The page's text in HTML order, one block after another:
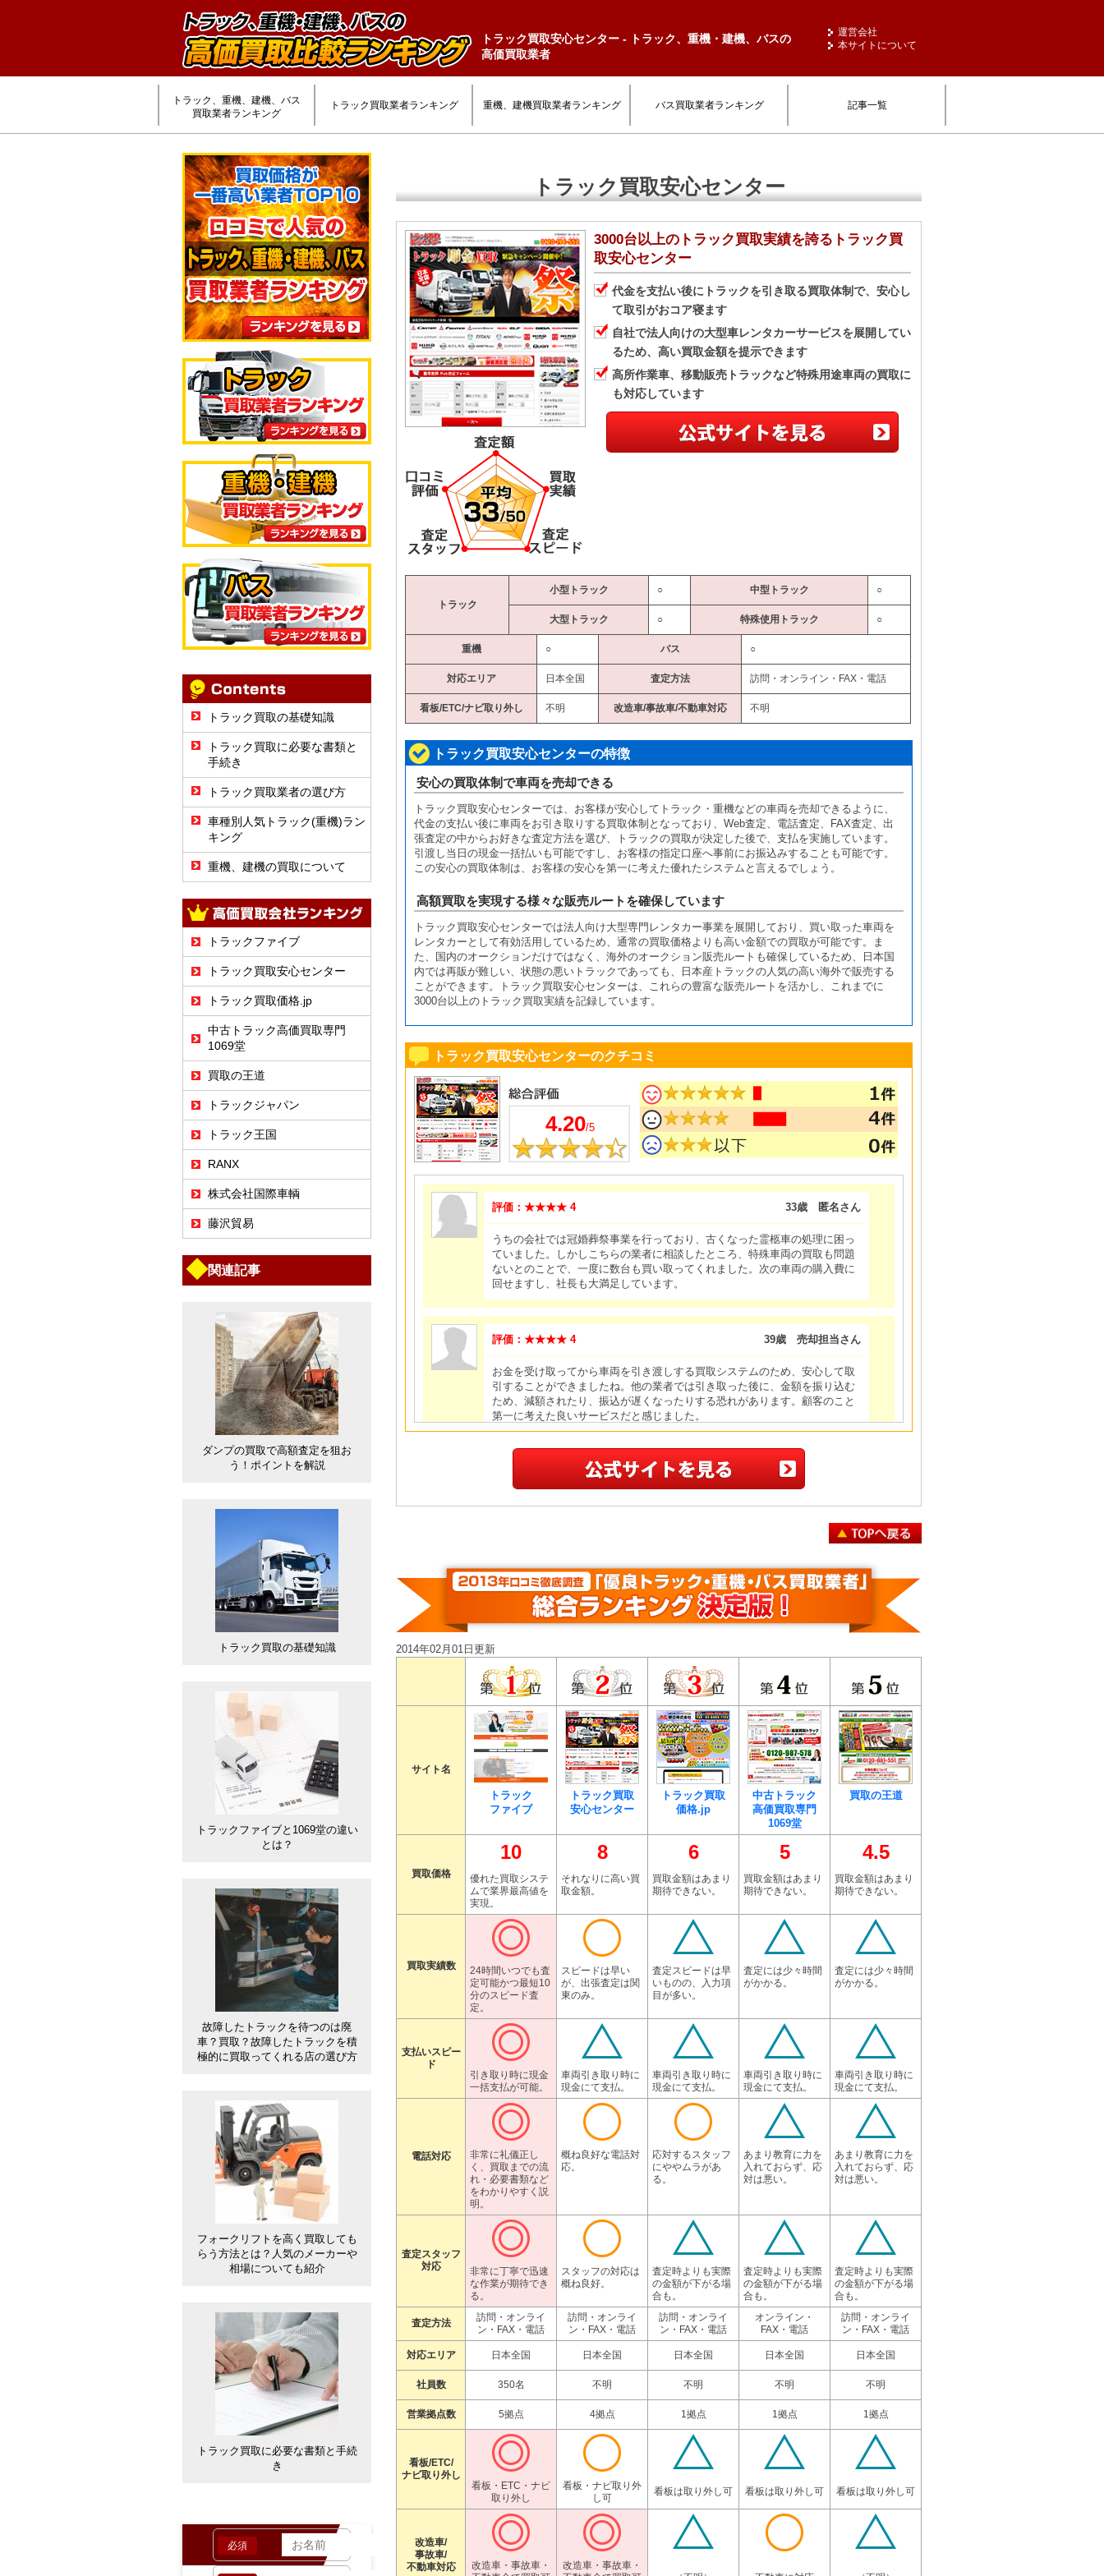
トラック買取安心センター - トラック、重機・建機、バスの
高価買取業者
運営会社
本サイトについて
トラック、重機、建機、バス
買取業者ランキング
トラック買取業者ランキング 重機、建機買取業者ランキング バス買取業者ランキング 記事一覧
トラック買取の基礎知識
トラック買取に必要な書類と
手続き
トラック買取業者の選び方
車種別人気トラック(重機)ラン
キング
重機、建機の買取について
トラックファイブ
トラック買取安心センター
トラック買取価格.jp
中古トラック高価買取専門
1069堂
買取の王道
トラックジャパン
トラック王国
RANX
株式会社国際車輌
藤沢貿易
◆関連記事
ダンプの買取で高額査定を狙お
う！ポイントを解説
トラック買取の基礎知識
トラックファイブと1069堂の違い
とは？
故障したトラックを待つのは廃
車？買取？故障したトラックを積
極的に買取ってくれる店の選び方
フォークリフトを高く買取しても
らう方法とは？人気のメーカーや
相場についても紹介
トラック買取に必要な書類と手続
き
お客様の情報
必須
トラック買取安心センター
3000台以上のトラック買取実績を誇るトラック買
取安心センター
代金を支払い後にトラックを引き取る買取体制で、安心し
て取引がおコア寝ます
自社で法人向けの大型車レンタカーサービスを展開してい
るため、高い買取金額を提示できます
高所作業車、移動販売トラックなど特殊用途車両の買取に
も対応しています
トラック
小型トラック ○ 中型トラック ○
大型トラック ○ 特殊使用トラック ○
重機 ○ バス ○
対応エリア 日本全国 査定方法 訪問・オンライン・FAX・電話
看板/ETC/ナビ取り外し 不明 改造車/事故車/不動車対応 不明
トラック買取安心センターの特徴
安心の買取体制で車両を売却できる
トラック買取安心センターでは、お客様が安心してトラック・重機などの車両を売却できるように、
代金の支払い後に車両をお引き取りする買取体制となっており、Web査定、電話査定、FAX査定、出
張査定の中からお好きな査定方法を選び、トラックの買取が決定した後で、支払を実施しています。
引渡し当日の現金一括払いも可能ですし、お客様の指定口座へ事前にお振込みすることも可能です。
この安心の買取体制は、お客様の安心を第一に考えた優れたシステムと言えるでしょう。
高額買取を実現する様々な販売ルートを確保しています
トラック買取安心センターでは法人向け大型専門レンタカー事業を展開しており、買い取った車両を
レンタカーとして有効活用しているため、通常の買取価格よりも高い金額での買取が可能です。ま
た、国内のオークションだけではなく、海外のオークション販売ルートも確保しているため、日本国
内では再販が難しい、状態の悪いトラックであっても、日本産トラックの人気の高い海外で販売する
ことができます。トラック買取安心センターは、これらの豊富な販売ルートを活かし、これまでに
3000台以上のトラック買取実績を記録しています。
トラック買取安心センターのクチコミ
4.20/5
評価：★★★★ 4 33歳 匿名さん
うちの会社では冠婚葬祭事業を行っており、古くなった霊柩車の処理に困っ
ていました。しかしこちらの業者に相談したところ、特殊車両の買取も問題
ないとのことで、一度に数台も買い取ってくれました。次の車両の購入費に
回せますし、社長も大満足しています。
評価：★★★★ 4 39歳 売却担当さん
お金を受け取ってから車両を引き渡しする買取システムのため、安心して取
引することができましたね。他の業者では引き取った後に、金額を振り込む
ため、減額されたり、振込が遅くなったりする恐れがあります。顧客のこと
第一に考えた良いサービスだと感じました。
評価：★★★★★ 5 66歳 匿名さん
こちらが指定した日時に時間通りにスタッフが来てくれ、寡黙な方でした
したが、その翌日にはお金が振り込まれ、すぐに車両を引き取ってくれまし
評価：★★★★ 4 27歳 株式会社Sさん
業務拡大で新しいトラックを数台購入することになったのですが、不必要な
古いトラックの処理が必要でした。もう30万キロ以上走行してますし、逆に
廃車料がかかるかなと心配していましたが、いくらか査定金額をつけてくれ
ました。お金がかからず処理できて大満足です。
評価：★★★★ 4 55歳 自営業さん
前にトラック買取業者を利用したところ、それから頻繁に営業の電話が入る
ようになりうんざりしていました。今回はそういった迷惑なことをしない安
心できる業者を事前にネットを使って探しましたが、買取安心センターさん
は評判通りで、迅速に対応して頂き、その後も営業電話が来るようなことは
2014年02月01日更新
サイト名
トラック
ファイブ
トラック買取
安心センター
トラック買取
価格.jp
中古トラック
高価買取専門
1069堂
買取の王道
買取価格
10 8 6 5 4.5
優れた買取システ
ムで業界最高値を
実現。
それなりに高い買
取金額。
買取金額はあまり
期待できない。
買取金額はあまり
期待できない。
買取金額はあまり
期待できない。
買取実績数
24時間いつでも査
定可能かつ最短10
分のスピード査
定。
スピードは早い
が、出張査定は関
東のみ。
査定スピードは早
いものの、入力項
目が多い。
査定には少々時間
がかかる。
査定には少々時間
がかかる。
支払いスピー
ド
引き取り時に現金
一括支払が可能。
車両引き取り時に
現金にて支払。
車両引き取り時に
現金にて支払。
車両引き取り時に
現金にて支払。
車両引き取り時に
現金にて支払。
電話対応
非常に礼儀正し
く、買取までの流
れ・必要書類など
をわかりやすく説
明。
概ね良好な電話対
応。
応対するスタッフ
にややムラがあ
る。
あまり教育に力を
入れておらず、応
対は悪い。
あまり教育に力を
入れておらず、応
対は悪い。
査定スタッフ
対応
非常に丁寧で迅速
な作業が期待でき
る。
スタッフの対応は
概ね良好。
査定時よりも実際
の金額が下がる場
合も。
査定時よりも実際
の金額が下がる場
合も。
査定時よりも実際
の金額が下がる場
合も。
査定方法
訪問・オンライ
ン・FAX・電話
訪問・オンライ
ン・FAX・電話
訪問・オンライ
ン・FAX・電話
オンライン・
FAX・電話
訪問・オンライ
ン・FAX・電話
対応エリア 日本全国 日本全国 日本全国 日本全国 日本全国
社員数 350名 不明 不明 不明 不明
営業拠点数 5拠点 4拠点 1拠点 1拠点 1拠点
看板/ETC/
ナビ取り外し
看板・ETC・ナビ
取り外し
看板・ナビ取り外
し可
看板は取り外し可 看板は取り外し可 看板は取り外し可
改造車/
事故車/
不動車対応
改造車・事故車・
改造車・事故車・